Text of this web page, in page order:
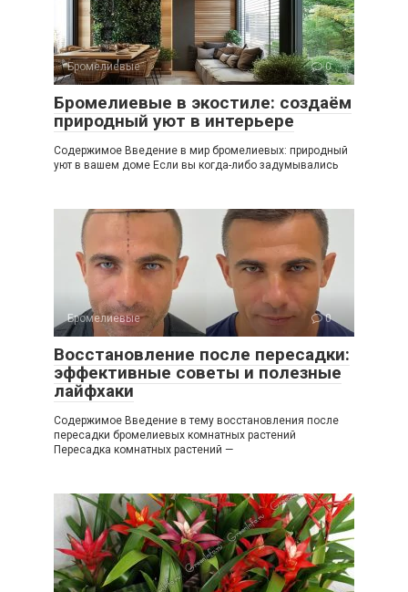
Бромелиевые 0
Бромелиевые в экостиле: создаём
природный уют в интерьере
Содержимое Введение в мир бромелиевых: природный
уют в вашем доме Если вы когда-либо задумывались
Бромелиевые 0
Восстановление после пересадки:
эффективные советы и полезные
лайфхаки
Содержимое Введение в тему восстановления после
пересадки бромелиевых комнатных растений
Пересадка комнатных растений —